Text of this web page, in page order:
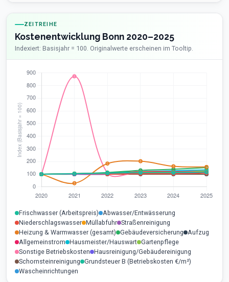
ZEITREIHE
Kostenentwicklung Bonn 2020–2025
Indexiert: Basisjahr = 100. Originalwerte erscheinen im Tooltip.
Frischwasser (Arbeitspreis) Abwasser/Entwässerung
Niederschlagswasser Müllabfuhr Straßenreinigung
Heizung & Warmwasser (gesamt) Gebäudeversicherung Aufzug
Allgemeinstrom Hausmeister/Hauswart Gartenpflege
Sonstige Betriebskosten Hausreinigung/Gebäudereinigung
Schornsteinreinigung Grundsteuer B (Betriebskosten €/m²)
Wascheinrichtungen